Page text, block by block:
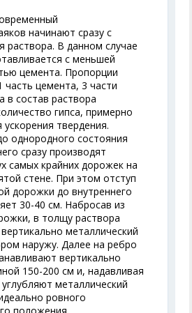
начинают сразу с
раствора. В данном случае
с меньшей
цемента. Пропорции
часть цемента, 3 части
в состав раствора
гипса, примерно
ускорения твердения.
однородного состояния
сразу производят
самых крайних дорожек на
стене. При этом отступ
дорожки до внутреннего
30-40 см. Набросав из
в толщу раствора
металлический
наружу. Далее на ребро
вертикально
150-200 см и, надавливая
металлический
ровного